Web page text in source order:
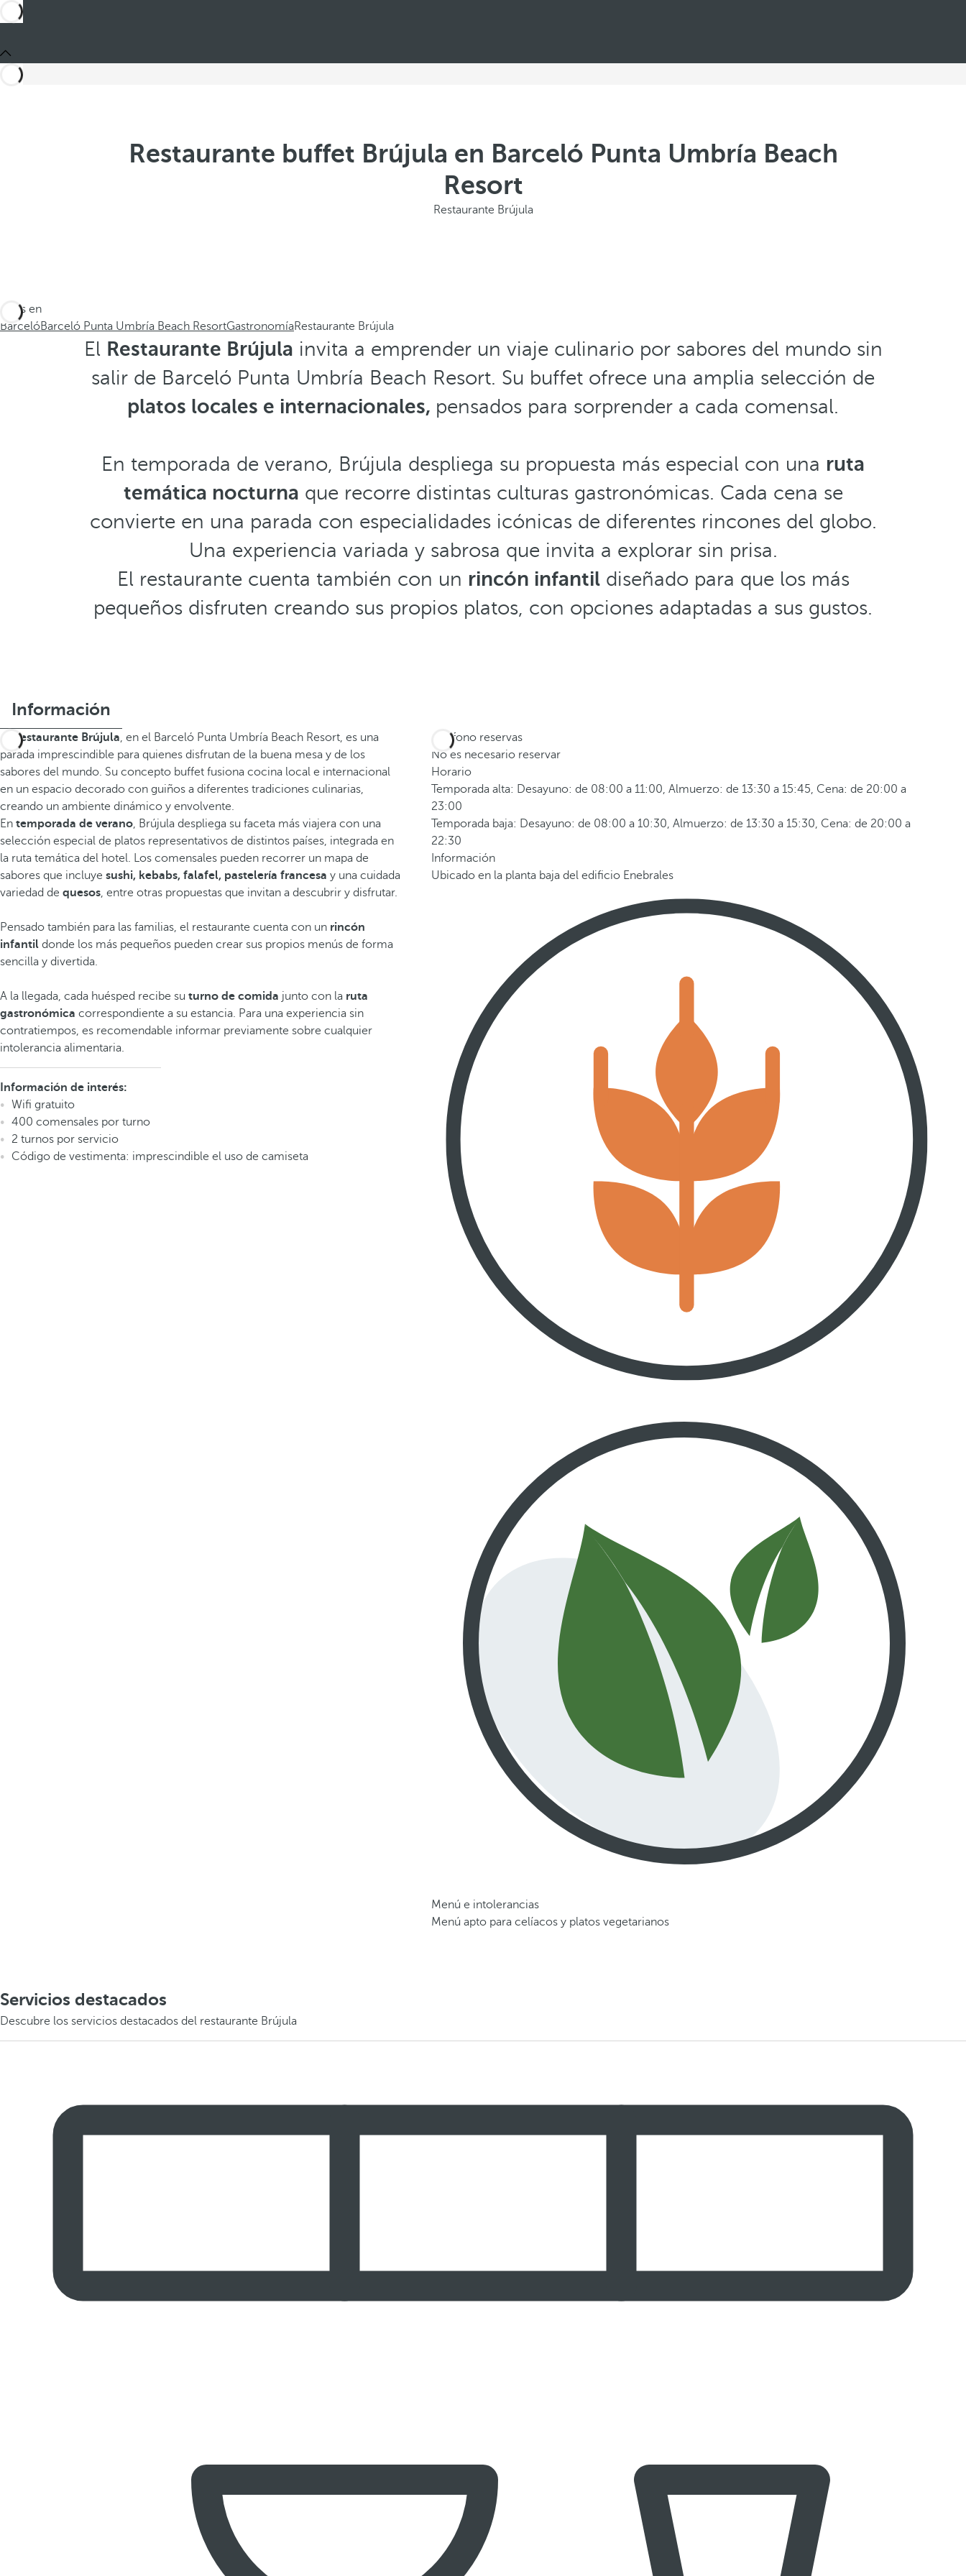
Restaurante buffet Brújula en Barceló Punta Umbría Beach
Resort
Restaurante Brújula
Estás en
BarcelóBarceló Punta Umbría Beach ResortGastronomíaRestaurante Brújula
El Restaurante Brújula invita a emprender un viaje culinario por sabores del mundo sin
salir de Barceló Punta Umbría Beach Resort. Su buffet ofrece una amplia selección de
platos locales e internacionales, pensados para sorprender a cada comensal.
En temporada de verano, Brújula despliega su propuesta más especial con una ruta
temática nocturna que recorre distintas culturas gastronómicas. Cada cena se
convierte en una parada con especialidades icónicas de diferentes rincones del globo.
Una experiencia variada y sabrosa que invita a explorar sin prisa.
El restaurante cuenta también con un rincón infantildiseñado para que los más
pequeños disfruten creando sus propios platos, con opciones adaptadas a sus gustos.
Información
Restaurante Brújula, en el Barceló Punta Umbría Beach Resort, es una
parada imprescindible para quienes disfrutan de la buena mesa y de los
sabores del mundo. Su concepto buffet fusiona cocina local e internacional
en un espacio decorado con guiños a diferentes tradiciones culinarias,
creando un ambiente dinámico y envolvente.
En temporada de verano, Brújula despliega su faceta más viajera con una
selección especial de platos representativos de distintos países, integrada en
la ruta temática del hotel. Los comensales pueden recorrer un mapa de
sabores que incluye sushi, kebabs, falafel, pastelería francesa y una cuidada
variedad de quesos, entre otras propuestas que invitan a descubrir y disfrutar.
Pensado también para las familias, el restaurante cuenta con un rincón
infantil donde los más pequeños pueden crear sus propios menús de forma
sencilla y divertida.
A la llegada, cada huésped recibe su turno de comida junto con la ruta
gastronómica correspondiente a su estancia. Para una experiencia sin
contratiempos, es recomendable informar previamente sobre cualquier
intolerancia alimentaria.
Información de interés:
Wifi gratuito
400 comensales por turno
2 turnos por servicio
Código de vestimenta: imprescindible el uso de camiseta
Teléfono reservas
No es necesario reservar
Horario
Temporada alta: Desayuno: de 08:00 a 11:00, Almuerzo: de 13:30 a 15:45, Cena: de 20:00 a
23:00
Temporada baja: Desayuno: de 08:00 a 10:30, Almuerzo: de 13:30 a 15:30, Cena: de 20:00 a
22:30
Información
Ubicado en la planta baja del edificio Enebrales
Menú e intolerancias
Menú apto para celíacos y platos vegetarianos
Servicios destacados
Descubre los servicios destacados del restaurante Brújula